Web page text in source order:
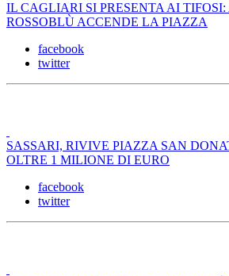
IL CAGLIARI SI PRESENTA AI
ROSSOBLÙ ACCENDE LA PIAZZA
facebook
twitter
SASSARI, RIVIVE PIAZZA SAN
OLTRE 1 MILIONE DI EURO
facebook
twitter